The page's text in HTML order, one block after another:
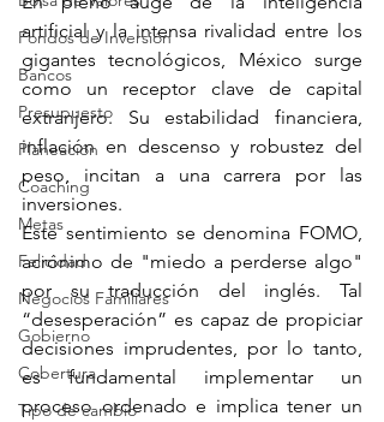
Fondos de Inversión
Bancos
Presupuesto
Planeación
Coaching
Metas
Felicidad
Negocios Familiares
Gobierno
Cobertura
Tipo de cambio
artificial y la intensa rivalidad entre los
gigantes tecnológicos, México surge
como un receptor clave de capital
extranjero. Su estabilidad financiera,
inflación en descenso y robustez del
peso, incitan a una carrera por las
inversiones.
Este sentimiento se denomina FOMO,
acrónimo de "miedo a perderse algo"
por su traducción del inglés. Tal
“desesperación” es capaz de propiciar
decisiones imprudentes, por lo tanto,
es fundamental implementar un
proceso ordenado e implica tener un